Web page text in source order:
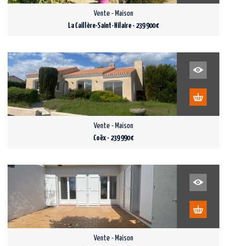
Vente - Maison
La Caillère-Saint-Hilaire - 239 900 €
Vente - Maison
Coëx - 239 990 €
Vente - Maison